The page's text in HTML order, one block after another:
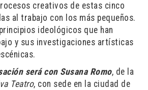
creativos de estas cinco
al trabajo con los más pequeños.
ideológicos que han
y sus investigaciones artísticas
será con Susana Romo, de la
Teatro, con sede en la ciudad de